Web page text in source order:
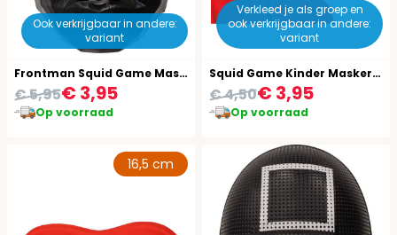
Ook verkrijgbaar in andere:
variant
Frontman Squid Game Masker
€ 3,95
€ 5,95
Op voorraad
Verkleed je als groep en
ook verkrijgbaar in andere:
variant
Squid Game Kinder Masker Vierkantje
€ 3,95
€ 4,50
Op voorraad
16,5 cm